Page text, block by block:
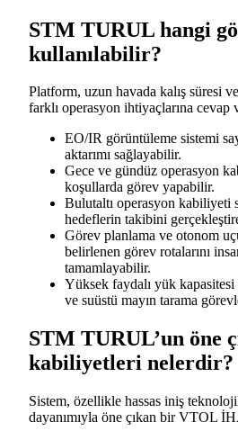
STM TURUL hangi
kullanılabilir?
Platform, uzun havada kalış süresi
farklı operasyon ihtiyaçlarına
EO/IR görüntüleme sistemi
aktarımı sağlayabilir.
Gece ve gündüz operasyon
koşullarda görev yapabilir.
Bulutaltı operasyon kabiliyeti
hedeflerin takibini
Görev planlama ve otonom
belirlenen görev rotalarını
tamamlayabilir.
Yüksek faydalı yük
ve suüstü mayın tarama
STM TURUL’un öne
kabiliyetleri nelerdir?
Sistem, özellikle hassas iniş
dayanımıyla öne çıkan bir VTOL